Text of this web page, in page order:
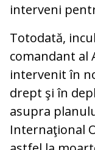
interveni
Totodată,
comandant al
intervenit în
drept şi în
asupra
Internaţional